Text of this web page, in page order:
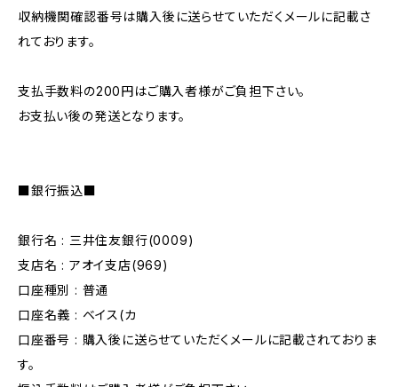
収納機関確認番号は購入後に送らせていただくメールに記載さ
れております。
支払手数料の200円はご購入者様がご負担下さい。
お支払い後の発送となります。
■銀行振込■
銀行名 : 三井住友銀行(0009)
支店名 : アオイ支店(969)
口座種別 : 普通
口座名義 : ベイス(カ
口座番号 : 購入後に送らせていただくメールに記載されておりま
す。